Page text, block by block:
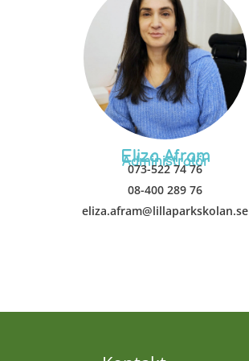
Eliza Afram
Administratör
073-522 74 76
08-400 289 76
eliza.afram@lillaparkskolan.se